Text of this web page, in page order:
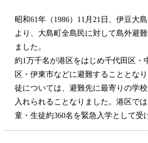
昭和61年（1986）11月21日、伊豆大
より、大島町全島民に対して島外避
ました。
約1万千名が港区をはじめ千代田区・
区・伊東市などに避難することとな
徒については、避難先に最寄りの学
入れられることなりました。港区で
童・生徒約360名を緊急入学として受